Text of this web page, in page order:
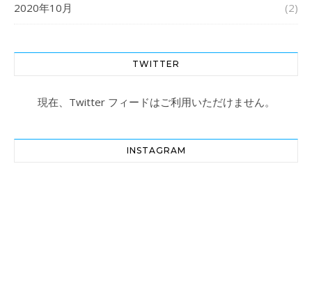
2020年10月 (2)
TWITTER
現在、Twitter フィードはご利用いただけません。
INSTAGRAM